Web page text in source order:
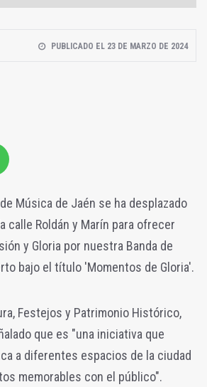
PUBLICADO EL 23 DE MARZO DE 2024
Música de Jaén se ha desplazado
calle Roldán y Marín para ofrecer
y Gloria por nuestra Banda de
bajo el título 'Momentos de Gloria'.
Festejos y Patrimonio Histórico,
que es "una iniciativa que
a diferentes espacios de la ciudad
memorables con el público".